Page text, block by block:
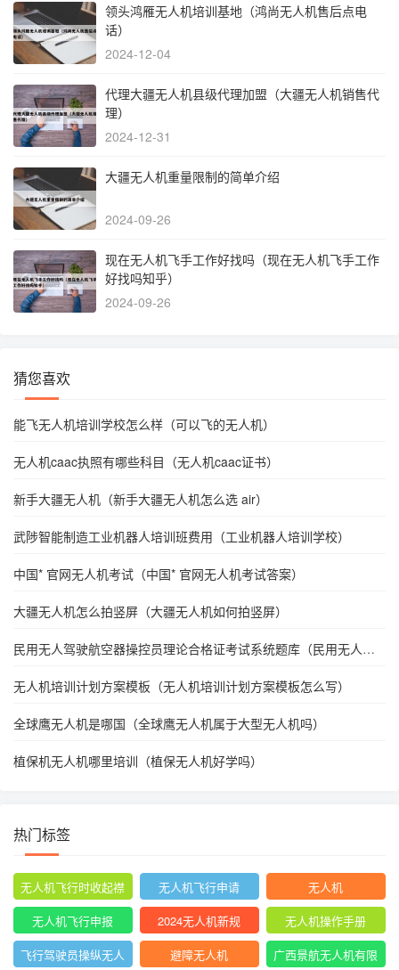
领头鸿雁无人机培训基地（鸿尚无人机售后点电
话）
2024-12-04
代理大疆无人机县级代理加盟（大疆无人机销售代
理）
2024-12-31
大疆无人机重量限制的简单介绍
2024-09-26
现在无人机飞手工作好找吗（现在无人机飞手工作
好找吗知乎）
2024-09-26
猜您喜欢
能飞无人机培训学校怎么样（可以飞的无人机）
无人机caac执照有哪些科目（无人机caac证书）
新手大疆无人机（新手大疆无人机怎么选 air）
武陟智能制造工业机器人培训班费用（工业机器人培训学校）
中国* 官网无人机考试（中国* 官网无人机考试答案）
大疆无人机怎么拍竖屏（大疆无人机如何拍竖屏）
民用无人驾驶航空器操控员理论合格证考试系统题库（民用无人驾
无人机培训计划方案模板（无人机培训计划方案模板怎么写）
全球鹰无人机是哪国（全球鹰无人机属于大型无人机吗）
植保机无人机哪里培训（植保无人机好学吗）
热门标签
无人机飞行时收起襟
翼
无人机飞行申请
无人机
无人机飞行申报
2024无人机新规
无人机操作手册
飞行驾驶员操纵无人
避障无人机 广西景航无人机有限